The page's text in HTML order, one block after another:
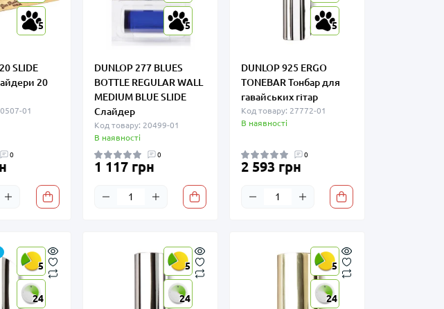
5
SLIDE
20
01
0
5
DUNLOP 277 BLUES
BOTTLE REGULAR WALL
MEDIUM BLUE SLIDE
Слайдер
Код товару: 20499-01
В наявності
0
1 117 грн
5
DUNLOP 925 ERGO
TONEBAR Тонбар для
гавайських гітар
Код товару: 27772-01
В наявності
0
2 593 грн
5
24
5
24
5
24